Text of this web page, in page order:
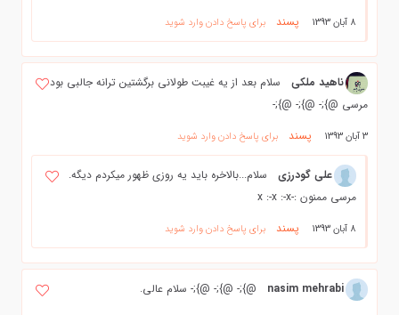
8 آبان 1393 پسند برای پاسخ دادن وارد شوید
ناهید ملکی
سلام بعد از یه غیبت طولانی برگشتین ترانه جالبی بود
مرسی @};- @};- @};-
3 آبان 1393 پسند برای پاسخ دادن وارد شوید
علی گودرزی
سلام...بالاخره باید یه روزی ظهور میکردم دیگه.
مرسی ممنون :-x :-x :-x
8 آبان 1393 پسند برای پاسخ دادن وارد شوید
nasim mehrabi @};- @};- @};- سلام عالی.